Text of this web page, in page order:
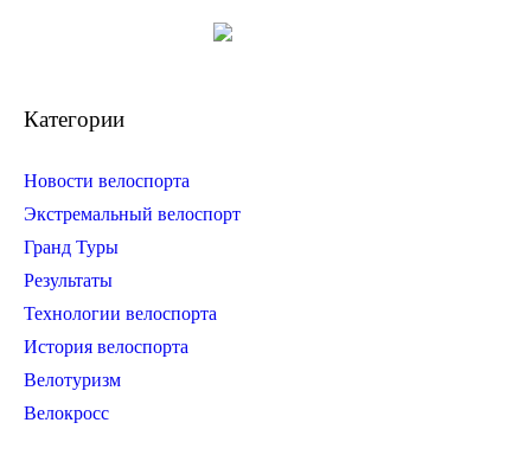
Категории
Новости велоспорта
Экстремальный велоспорт
Гранд Туры
Результаты
Технологии велоспорта
История велоспорта
Велотуризм
Велокросс